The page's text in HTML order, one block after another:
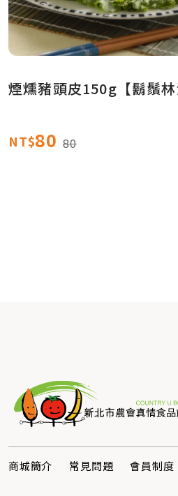
煙燻豬頭皮150g【鬍鬚林
NT$80 80
商城簡介 常見問題 會員制度